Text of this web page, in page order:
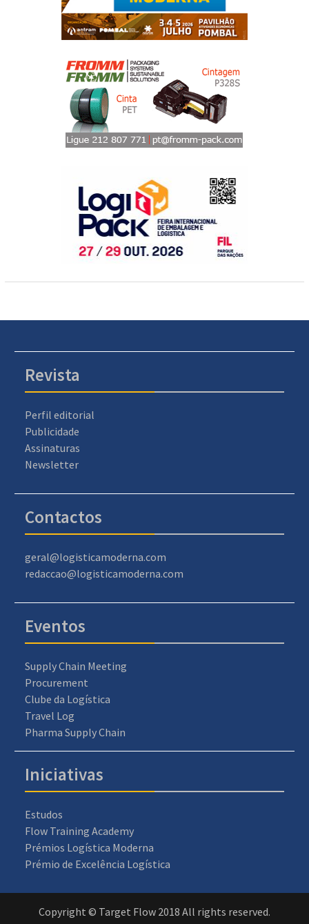
Revista
Perfil editorial
Publicidade
Assinaturas
Newsletter
Contactos
geral@logisticamoderna.com
redaccao@logisticamoderna.com
Eventos
Supply Chain Meeting
Procurement
Clube da Logística
Travel Log
Pharma Supply Chain
Iniciativas
Estudos
Flow Training Academy
Prémios Logística Moderna
Prémio de Excelência Logística
Copyright © Target Flow 2018 All rights reserved.